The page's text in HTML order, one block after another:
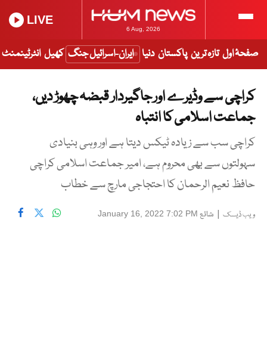
6 Aug, 2026
LIVE
صفحۂ اول تازہ ترین پاکستان دنیا ایران-اسرائیل جنگ کھیل انٹرٹینمنٹ
کراچی سے وڈیرے اور جاگیردار قبضہ چھوڑ دیں،
جماعت اسلامی کا انتباہ
کراچی سب سے زیادہ ٹیکس دیتا ہے اور وہی بنیادی
سہولتوں سے بھی محروم ہے، امیر جماعت اسلامی کراچی
حافظ نعیم الرحمان کا احتجاجی مارچ سے خطاب
ویب ڈیسک | شائع January 16, 2022 7:02 PM